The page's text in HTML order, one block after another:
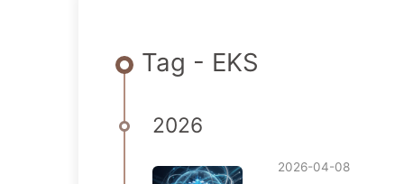
Tag - EKS
2026
2026-04-08